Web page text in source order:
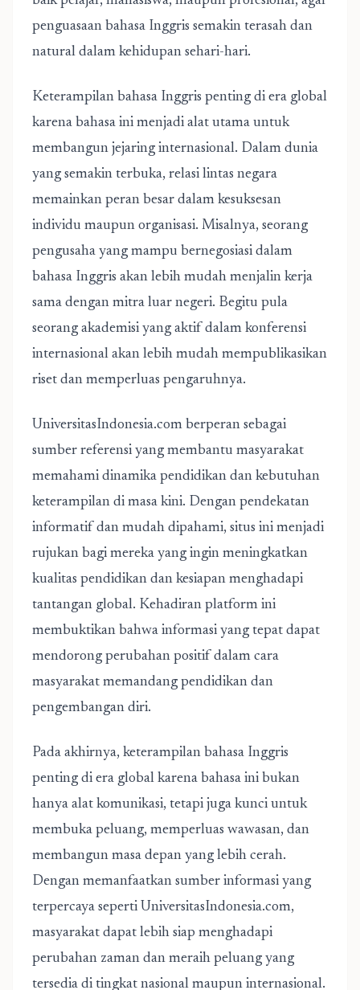
penguasaan bahasa Inggris semakin terasah dan
natural dalam kehidupan sehari-hari.
Keterampilan bahasa Inggris penting di era global
karena bahasa ini menjadi alat utama untuk
membangun jejaring internasional. Dalam dunia
yang semakin terbuka, relasi lintas negara
memainkan peran besar dalam kesuksesan
individu maupun organisasi. Misalnya, seorang
pengusaha yang mampu bernegosiasi dalam
bahasa Inggris akan lebih mudah menjalin kerja
sama dengan mitra luar negeri. Begitu pula
seorang akademisi yang aktif dalam konferensi
internasional akan lebih mudah mempublikasikan
riset dan memperluas pengaruhnya.
UniversitasIndonesia.com berperan sebagai
sumber referensi yang membantu masyarakat
memahami dinamika pendidikan dan kebutuhan
keterampilan di masa kini. Dengan pendekatan
informatif dan mudah dipahami, situs ini menjadi
rujukan bagi mereka yang ingin meningkatkan
kualitas pendidikan dan kesiapan menghadapi
tantangan global. Kehadiran platform ini
membuktikan bahwa informasi yang tepat dapat
mendorong perubahan positif dalam cara
masyarakat memandang pendidikan dan
pengembangan diri.
Pada akhirnya, keterampilan bahasa Inggris
penting di era global karena bahasa ini bukan
hanya alat komunikasi, tetapi juga kunci untuk
membuka peluang, memperluas wawasan, dan
membangun masa depan yang lebih cerah.
Dengan memanfaatkan sumber informasi yang
terpercaya seperti UniversitasIndonesia.com,
masyarakat dapat lebih siap menghadapi
perubahan zaman dan meraih peluang yang
tersedia di tingkat nasional maupun internasional.